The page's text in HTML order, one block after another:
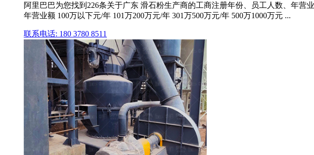
阿里巴巴为您找到226条关于广东 滑石粉生产商的工商注册年份、员工人数、年
年营业额 100万以下元/年 101万200万元/年 301万500万元/年 500万1000万元 ...
联系电话: 180 3780 8511